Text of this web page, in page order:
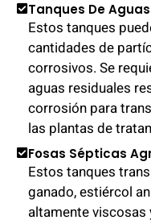
Tanques De
Estos tanques
cantidades de
corrosivos. Se
aguas residuales
corrosión para
las plantas de
Fosas Sépticas
Estos tanques
ganado, estiércol
altamente viscosas